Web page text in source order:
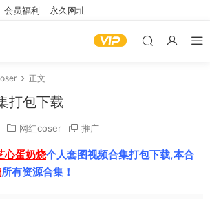
会员福利 永久网址
正文
打包下载
网红coser 推广
心蛋奶烧个人套图视频合集打包下载,本合
所有资源合集！